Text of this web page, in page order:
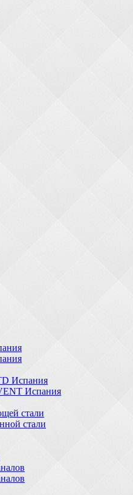
Испания
Испания
стали
стали